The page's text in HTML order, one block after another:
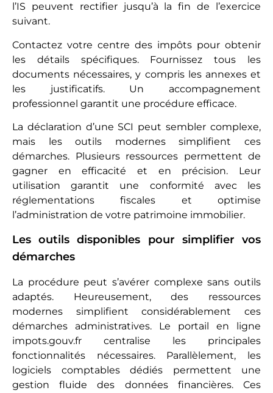
l’IS peuvent rectifier jusqu’à la fin de l’exercice
suivant.
Contactez votre centre des impôts pour obtenir
les détails spécifiques. Fournissez tous les
documents nécessaires, y compris les annexes et
les justificatifs. Un accompagnement
professionnel garantit une procédure efficace.
La déclaration d’une SCI peut sembler complexe,
mais les outils modernes simplifient ces
démarches. Plusieurs ressources permettent de
gagner en efficacité et en précision. Leur
utilisation garantit une conformité avec les
réglementations fiscales et optimise
l’administration de votre patrimoine immobilier.
Les outils disponibles pour simplifier vos
démarches
La procédure peut s’avérer complexe sans outils
adaptés. Heureusement, des ressources
modernes simplifient considérablement ces
démarches administratives. Le portail en ligne
impots.gouv.fr centralise les principales
fonctionnalités nécessaires. Parallèlement, les
logiciels comptables dédiés permettent une
gestion fluide des données financières. Ces